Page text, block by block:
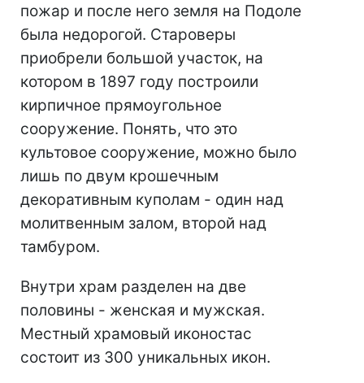
пожар и после него земля на Подоле
была недорогой. Староверы
приобрели большой участок, на
котором в 1897 году построили
кирпичное прямоугольное
сооружение. Понять, что это
культовое сооружение, можно было
лишь по двум крошечным
декоративным куполам - один над
молитвенным залом, второй над
тамбуром.
Внутри храм разделен на две
половины - женская и мужская.
Местный храмовый иконостас
состоит из 300 уникальных икон.